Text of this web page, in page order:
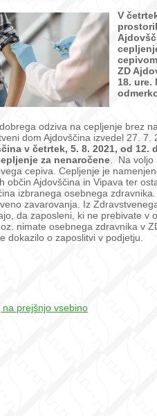
V
ZD
18. ure.
odziva na cepljenje brez
dom Ajdovščina izvedel 27. 7.
v četrtek, 5. 8. 2021, od 12.
za nenaročene . Na
cepiva. Cepljenje je
občin Ajdovščina in Vipava ter
izbranega osebnega
zavarovanja. Iz
da zaposleni, ki ne prebivate v
nimate osebnega zdravnika v
dokazilo o zaposlitvi v podjetju.
na prejšnjo vsebino